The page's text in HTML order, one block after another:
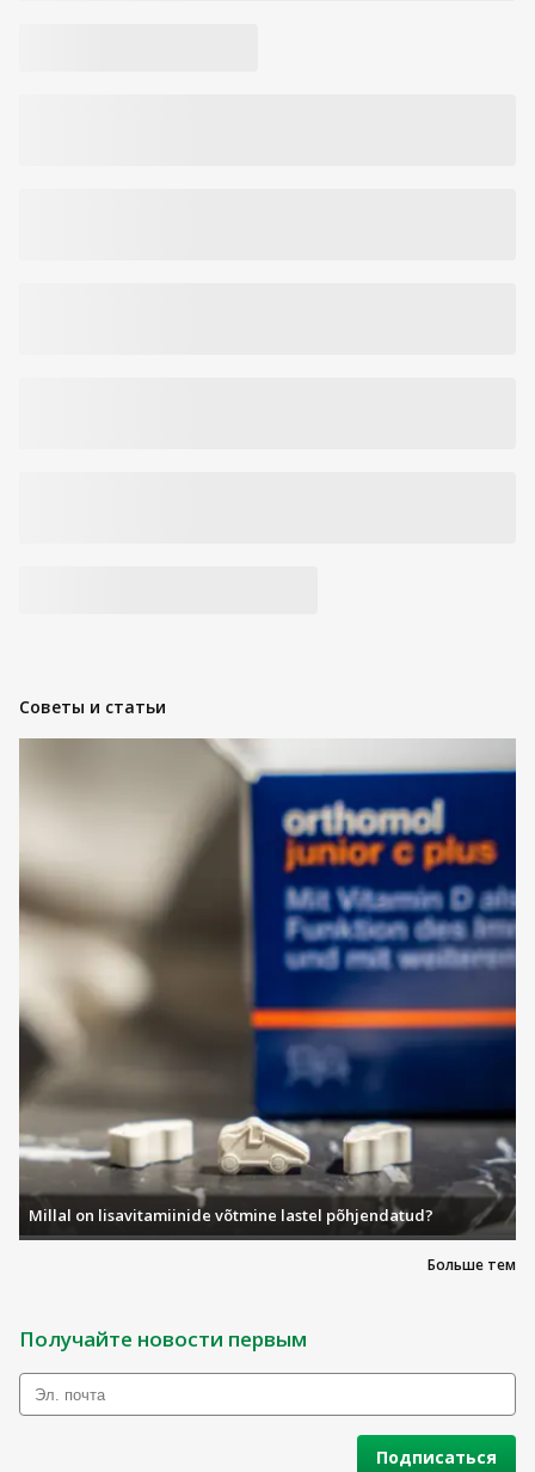
Советы и статьи
Больше тем
Millal on lisavitamiinide võtmine lastel põhjendatud?
Получайте новости первым
Подписаться